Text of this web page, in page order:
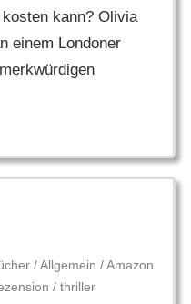
kann? Olivia
einem Londoner
/Allgemein /Amazon
/ thriller